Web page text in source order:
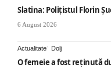
Slatina: Poliţistul Florin
6 August 2026
Actualitate Dolj
O femeie a fost reținută